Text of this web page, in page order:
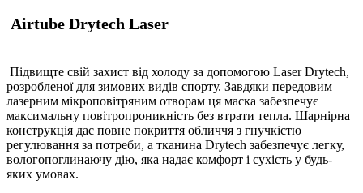
Airtube Drytech Laser
Підвищте свій захист від холоду за допомогою Laser Drytech,
розробленої для зимових видів спорту. Завдяки передовим
лазерним мікроповітряним отворам ця маска забезпечує
максимальну повітропроникність без втрати тепла. Шарнірна
конструкція дає повне покриття обличчя з гнучкістю
регулювання за потреби, а тканина Drytech забезпечує легку,
вологопоглинаючу дію, яка надає комфорт і сухість у будь-
яких умовах.